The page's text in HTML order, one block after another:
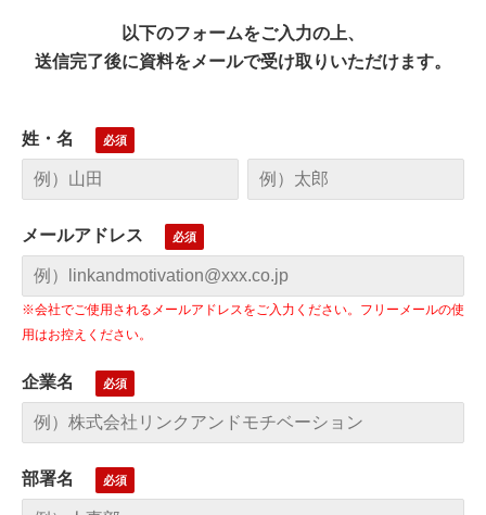
以下のフォームをご入力の上、
送信完了後に資料をメールで受け取りいただけます。
姓・名
メールアドレス
※会社でご使用されるメールアドレスをご入力ください。フリーメールの使
用はお控えください。
企業名
部署名